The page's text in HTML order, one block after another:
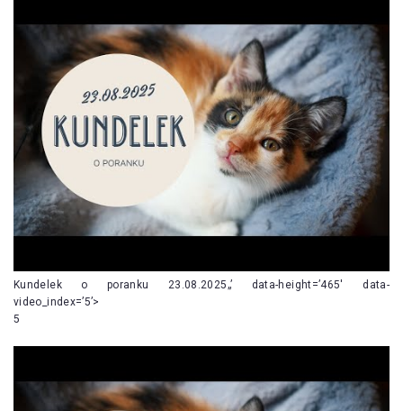
Kundelek o poranku 23.08.2025„’ data-height=’465′ data-
video_index=’5’>
5